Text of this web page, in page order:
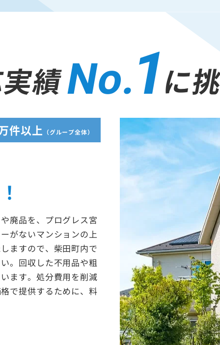
績No.1に
件以上 （グループ全体）
廃品を、プログレス宮
がないマンションの上
ますので、柴田町内で
。回収した不用品や粗
ます。処分費用を削減
で提供するために、料